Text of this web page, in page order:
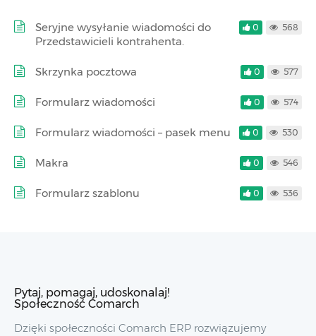
Seryjne wysyłanie wiadomości do
Przedstawicieli kontrahenta.
0 568
Skrzynka pocztowa 0 577
Formularz wiadomości 0 574
Formularz wiadomości – pasek menu 0 530
Makra 0 546
Formularz szablonu 0 536
Pytaj, pomagaj, udoskonalaj!
Społeczność Comarch
Dzięki społeczności Comarch ERP rozwiązujemy